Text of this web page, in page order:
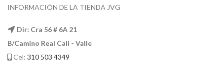
INFORMACIÓN DE LA TIENDA JVG
Dir: Cra 56 # 6A 21
B/Camino Real Cali - Valle
Cel: 310 503 4349